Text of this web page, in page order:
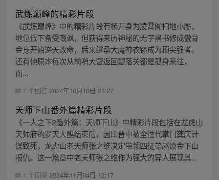
武炼巅峰的精彩片段
《武炼巅峰》中的精彩片段有杨开身为凌霄阁扫地小厮，
地位低下备受嘲讽，但获得来历神秘的无字黑书修成傲骨
金身开始逆天改命，后来继承大魔神衣钵成为顶尖强者。
还有他原本每次从前哨大营返回碧落关都是孤身来往，
而...
1 个回答 2024年10月10日 21:27
天师下山番外篇精彩片段
《一人之下2番外篇：天师下山》中精彩片段包括在龙虎山
天师府的罗天大醮结束后，因田晋中被全性代掌门龚庆计
谋致死，龙虎山老天师张之维决定带领四徒弟赵焕金下山
报仇。这一篇章中老天师张之维作为强大的异人展现其...
1 个回答 2024年11月04日 12:17